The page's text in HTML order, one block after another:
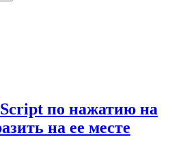
по нажатию на
на ее месте